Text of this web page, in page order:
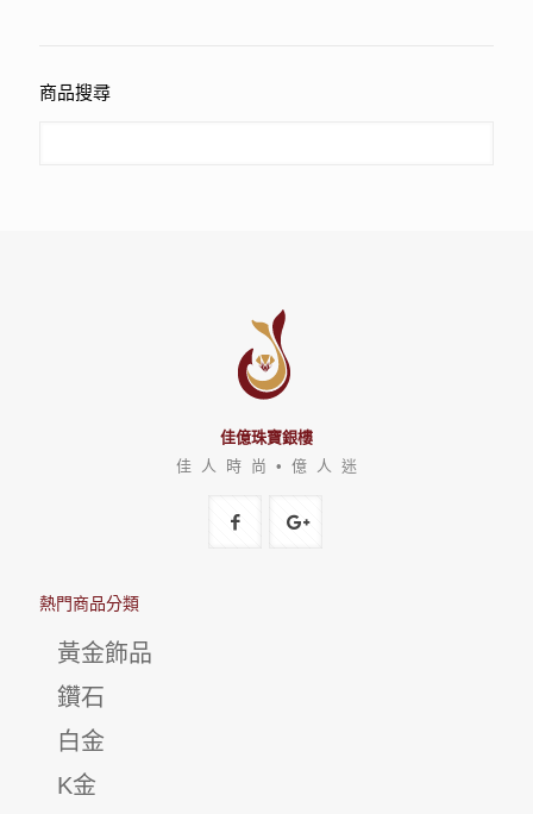
商品搜尋
佳億珠寶銀樓
佳 人 時 尚 • 億 人 迷
熱門商品分類
黃金飾品
鑽石
白金
K金